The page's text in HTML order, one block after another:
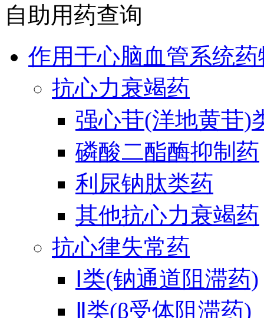
自助用药查询
作用于心脑血管系统药
抗心力衰竭药
强心苷(洋地黄苷)
磷酸二酯酶抑制药
利尿钠肽类药
其他抗心力衰竭药
抗心律失常药
Ⅰ类(钠通道阻滞药)
Ⅱ类(β受体阻滞药)